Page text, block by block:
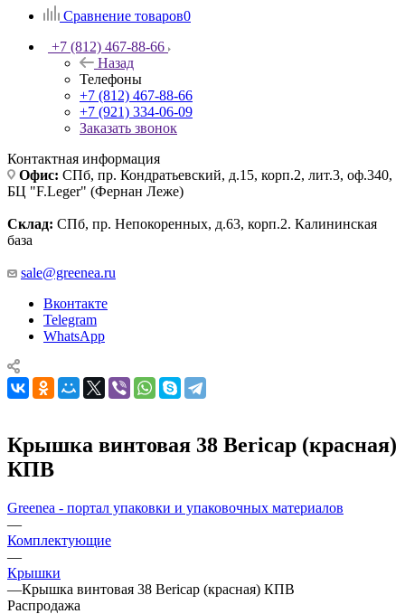
Сравнение товаров0
+7 (812) 467-88-66
Назад
Телефоны
+7 (812) 467-88-66
+7 (921) 334-06-09
Заказать звонок
Контактная информация
Офис: СПб, пр. Кондратьевский, д.15, корп.2, лит.3, оф.340,
БЦ "F.Leger" (Фернан Леже)
Склад: СПб, пр. Непокоренных, д.63, корп.2. Калининская
база
sale@greenea.ru
Вконтакте
Telegram
WhatsApp
Крышка винтовая 38 Bericap (красная)
КПВ
Greenea - портал упаковки и упаковочных материалов
—
Комплектующие
—
Крышки
—Крышка винтовая 38 Bericap (красная) КПВ
Распродажа